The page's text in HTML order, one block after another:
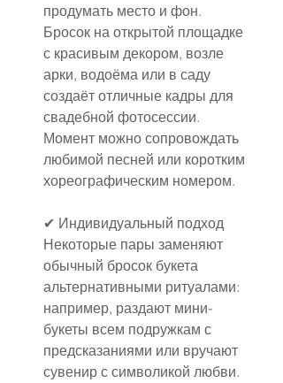
продумать место и фон.
Бросок на открытой площадке
с красивым декором, возле
арки, водоёма или в саду
создаёт отличные кадры для
свадебной фотосессии.
Момент можно сопровождать
любимой песней или коротким
хореографическим номером.
✔ Индивидуальный подход
Некоторые пары заменяют
обычный бросок букета
альтернативными ритуалами:
например, раздают мини-
букеты всем подружкам с
предсказаниями или вручают
сувенир с символикой любви.